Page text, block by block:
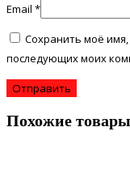
Email *
Сохранить моё имя,
последующих моих
Похожие товары